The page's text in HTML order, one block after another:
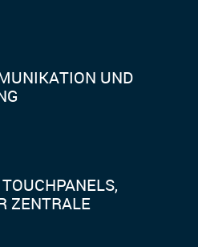
UND
ZENTRALE